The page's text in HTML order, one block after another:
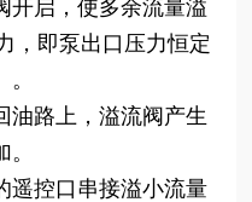
开启，使多余流量溢
，即泵出口压力恒定
油路上，溢流阀产生
遥控口串接溢小流量